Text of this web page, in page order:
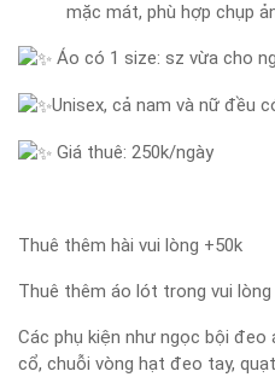
mặc mát, phù hợp chụp
Áo có 1 size: sz vừa cho
Unisex, cả nam và nữ đều
Giá thuê: 250k/ngày
Thuê thêm hài vui lòng +50k
Thuê thêm áo lót trong vui lòng
Các phụ kiện như ngọc bội
cổ, chuỗi vòng hạt đeo tay,